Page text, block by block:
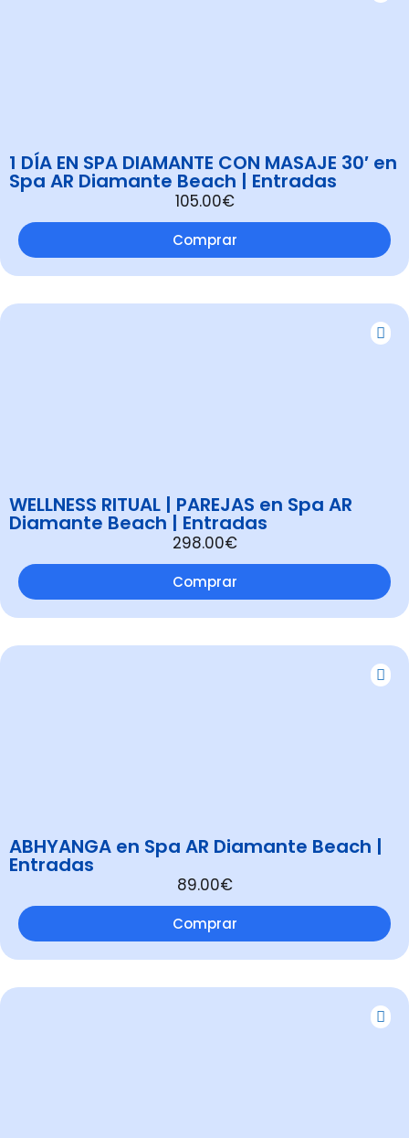
1 DÍA EN SPA DIAMANTE CON MASAJE 30′ en
Spa AR Diamante Beach | Entradas
105.00€
Comprar
WELLNESS RITUAL | PAREJAS en Spa AR
Diamante Beach | Entradas
298.00€
Comprar
ABHYANGA en Spa AR Diamante Beach |
Entradas
89.00€
Comprar